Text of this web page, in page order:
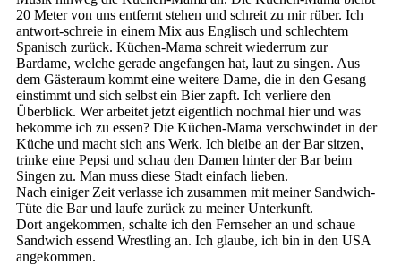
20 Meter von uns entfernt stehen und schreit zu mir rüber. Ich
antwort-schreie in einem Mix aus Englisch und schlechtem
Spanisch zurück. Küchen-Mama schreit wiederrum zur
Bardame, welche gerade angefangen hat, laut zu singen. Aus
dem Gästeraum kommt eine weitere Dame, die in den Gesang
einstimmt und sich selbst ein Bier zapft. Ich verliere den
Überblick. Wer arbeitet jetzt eigentlich nochmal hier und was
bekomme ich zu essen? Die Küchen-Mama verschwindet in der
Küche und macht sich ans Werk. Ich bleibe an der Bar sitzen,
trinke eine Pepsi und schau den Damen hinter der Bar beim
Singen zu. Man muss diese Stadt einfach lieben.
Nach einiger Zeit verlasse ich zusammen mit meiner Sandwich-
Tüte die Bar und laufe zurück zu meiner Unterkunft.
Dort angekommen, schalte ich den Fernseher an und schaue
Sandwich essend Wrestling an. Ich glaube, ich bin in den USA
angekommen.